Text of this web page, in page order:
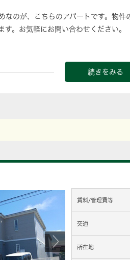
なのが、こちらのアパートです。物
す。お気軽にお問い合わせください。
続きをみる
賃料/管理費等
交通
所在地